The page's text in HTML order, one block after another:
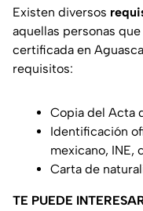
Existen diversos
aquellas personas
certificada en
requisitos:
Copia del Acta
Identificación
mexicano, INE,
Carta de
TE PUEDE